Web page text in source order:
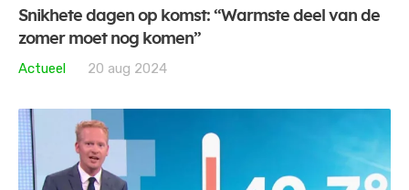
Snikhete dagen op komst: “Warmste deel van de
zomer moet nog komen”
Actueel
20 aug 2024